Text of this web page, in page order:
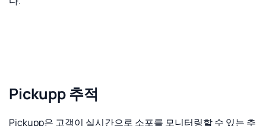
Pickupp 추적
Pickupp은 고객이 실시간으로 소포를 모니터링할 수 있는 추